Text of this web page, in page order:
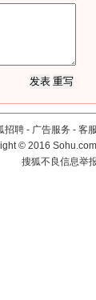
招聘 - 广告服务 - 客
©2016
搜狐不良信息举